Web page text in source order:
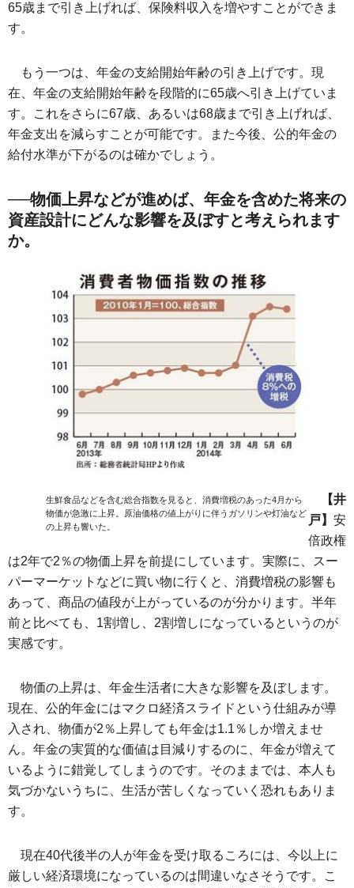
65歳まで引き上げれば、保険料収入を増やすことができま
す。
もう一つは、年金の支給開始年齢の引き上げです。現
在、年金の支給開始年齢を段階的に65歳へ引き上げていま
す。これをさらに67歳、あるいは68歳まで引き上げれば、
年金支出を減らすことが可能です。また今後、公的年金の
給付水準が下がるのは確かでしょう。
──物価上昇などが進めば、年金を含めた将来の
資産設計にどんな影響を及ぼすと考えられます
か。
生鮮食品などを含む総合指数を見ると、消費増税のあった4月から
物価が急激に上昇。原油価格の値上がりに伴うガソリンや灯油など
の上昇も響いた。
【井
戸】 安
倍政権
は2年で2％の物価上昇を前提にしています。実際に、スー
パーマーケットなどに買い物に行くと、消費増税の影響も
あって、商品の値段が上がっているのが分かります。半年
前と比べても、1割増し、2割増しになっているというのが
実感です。
物価の上昇は、年金生活者に大きな影響を及ぼします。
現在、公的年金にはマクロ経済スライドという仕組みが導
入され、物価が2％上昇しても年金は1.1％しか増えませ
ん。年金の実質的な価値は目減りするのに、年金が増えて
いるように錯覚してしまうのです。そのままでは、本人も
気づかないうちに、生活が苦しくなっていく恐れもありま
す。
現在40代後半の人が年金を受け取るころには、今以上に
厳しい経済環境になっているのは間違いなさそうです。こ